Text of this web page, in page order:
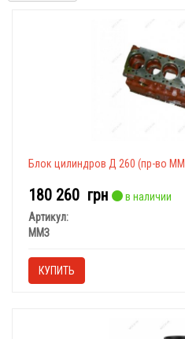
Блок цилиндров Д 260 (пр-во
180 260 грн
в наличии
Артикул:
ММЗ
КУПИТЬ